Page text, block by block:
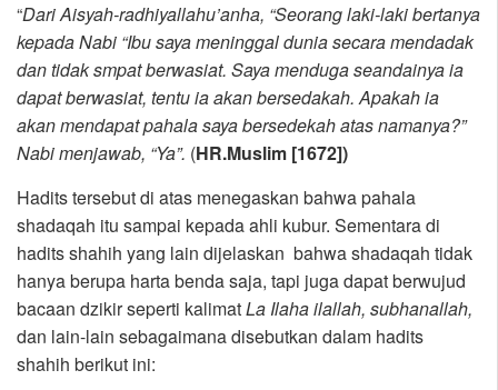
“Dari Aisyah-radhiyallahu’anha, “Seorang laki-laki bertanya
kepada Nabi “Ibu saya meninggal dunia secara mendadak
dan tidak smpat berwasiat. Saya menduga seandainya ia
dapat berwasiat, tentu ia akan bersedakah. Apakah ia
akan mendapat pahala saya bersedekah atas namanya?”
Nabi menjawab, “Ya”. (HR.Muslim [1672])
Hadits tersebut di atas menegaskan bahwa pahala
shadaqah itu sampai kepada ahli kubur. Sementara di
hadits shahih yang lain dijelaskan bahwa shadaqah tidak
hanya berupa harta benda saja, tapi juga dapat berwujud
bacaan dzikir seperti kalimatLa Ilaha ilallah, subhanallah,
dan lain-lain sebagaimana disebutkan dalam hadits
shahih berikut ini: